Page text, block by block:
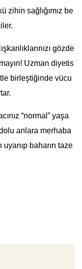
zihin sağlığımız be
gözde
Uzman diyetis
birleştiğinde vücu
“normal” yaşa
anlara merhaba
baharın taze